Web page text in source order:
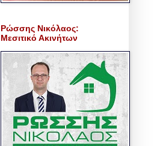
Ρώσσης Νικόλαος:
Μεσιτικό Ακινήτων